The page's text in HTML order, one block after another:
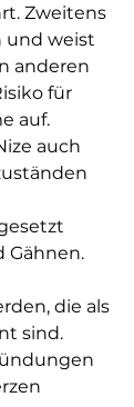
Zweitens
und weist
anderen
für
auf.
auch
Gähnen.
die als
sind.